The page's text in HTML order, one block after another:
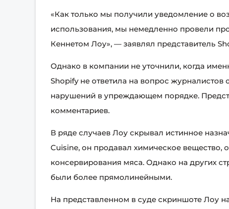
«Как только мы получили уведомление о
использования, мы немедленно провели
Кеннетом Лоу», — заявлял представитель
Однако в компании не уточнили, когда
Shopify не ответила на вопрос
нарушений в упреждающем порядке.
комментариев.
В ряде случаев Лоу скрывал истинное
Cuisine, он продавал химическое вещество,
консервирования мяса. Однако на других
были более прямолинейными.
На представленном в суде скриншоте Лоу